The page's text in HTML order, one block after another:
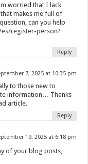
worried that I lack
makes me full of
can you help
register-person?
Reply
7, 2025 at 10:35 pm
to those new to
information… Thanks
article.
Reply
19, 2025 at 6:18 pm
of your blog posts,